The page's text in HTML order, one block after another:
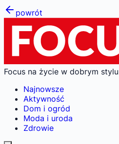
powrót
Focus na życie w dobrym stylu
Najnowsze
Aktywność
Dom i ogród
Moda i uroda
Zdrowie